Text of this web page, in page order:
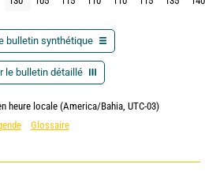
bulletin synthétique
le bulletin détaillé
heure locale (America/Bahia, UTC-03)
Glossaire